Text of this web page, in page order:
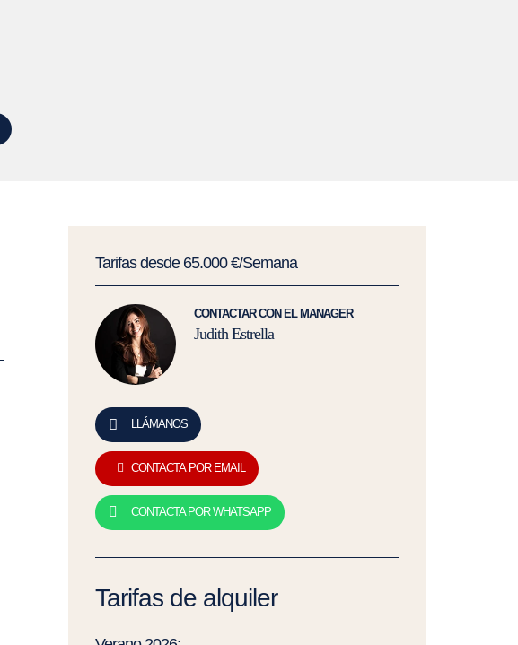
Tarifas desde 65.000 €/Semana
CONTACTAR CON EL MANAGER
Judith Estrella
LLÁMANOS
CONTACTA POR EMAIL
CONTACTA POR WHATSAPP
Tarifas de alquiler